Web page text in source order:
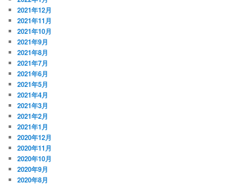
2021年12月
2021年11月
2021年10月
2021年9月
2021年8月
2021年7月
2021年6月
2021年5月
2021年4月
2021年3月
2021年2月
2021年1月
2020年12月
2020年11月
2020年10月
2020年9月
2020年8月